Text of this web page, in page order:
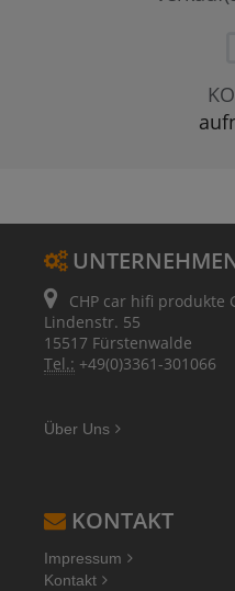
CHP car hifi produkte
Lindenstr. 55
15517 Fürstenwalde
Tel.: +49(0)3361-301066
Über Uns
KONTAKT
Impressum
Kontakt